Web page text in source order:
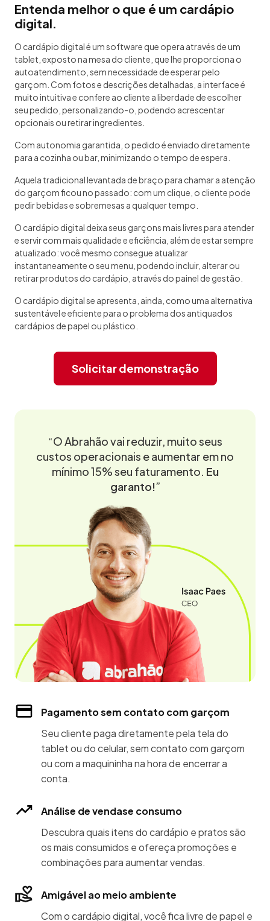
Entenda melhor o que é um cardápio
digital.
O cardápio digital é um software que opera através de um
tablet, exposto na mesa do cliente, que lhe proporciona o
autoatendimento, sem necessidade de esperar pelo
garçom. Com fotos e descrições detalhadas, a interface é
muito intuitiva e confere ao cliente a liberdade de escolher
seu pedido, personalizando-o, podendo acrescentar
opcionais ou retirar ingredientes.
Com autonomia garantida, o pedido é enviado diretamente
para a cozinha ou bar, minimizando o tempo de espera.
Aquela tradicional levantada de braço para chamar a atenção
do garçom ficou no passado: com um clique, o cliente pode
pedir bebidas e sobremesas a qualquer tempo.
O cardápio digital deixa seus garçons mais livres para atender
e servir com mais qualidade e eficiência, além de estar sempre
atualizado: você mesmo consegue atualizar
instantaneamente o seu menu, podendo incluir, alterar ou
retirar produtos do cardápio, através do painel de gestão.
O cardápio digital se apresenta, ainda, como uma alternativa
sustentável e eficiente para o problema dos antiquados
cardápios de papel ou plástico.
Solicitar demonstração
“O Abrahão vai reduzir, muito seus
custos operacionais e aumentar em no
mínimo 15% seu faturamento. Eu
garanto!”
Pagamento sem contato com garçom
Seu cliente paga diretamente pela tela do
tablet ou do celular, sem contato com garçom
ou com a maquininha na hora de encerrar a
conta.
Análise de vendase consumo
Descubra quais itens do cardápio e pratos são
os mais consumidos e ofereça promoções e
combinações para aumentar vendas.
Amigável ao meio ambiente
Com o cardápio digital, você fica livre de papel e